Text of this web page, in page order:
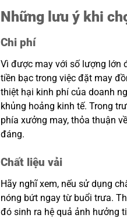
Những lưu ý khi
Chi phí
Vì được may với số lượng lớn
tiền bạc trong việc đặt may
thiệt hại kinh phí của doanh
khủng hoảng kinh tế. Trong
phía xưởng may, thỏa thuận
đáng.
Chất liệu vải
Hãy nghĩ xem, nếu sử dụng
nóng bứt ngay từ buổi trưa.
đó sinh ra hệ quả ảnh hưởng